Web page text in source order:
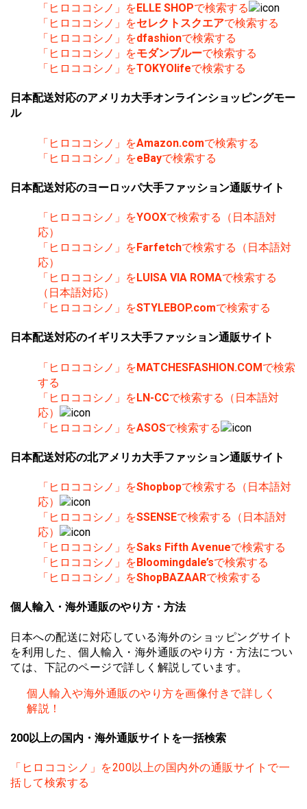
「ヒロココシノ」をELLE SHOPで検索する
「ヒロココシノ」をセレクトスクエアで検索する
「ヒロココシノ」をdfashionで検索する
「ヒロココシノ」をモダンブルーで検索する
「ヒロココシノ」をTOKYOlifeで検索する
日本配送対応のアメリカ大手オンラインショッピングモー
ル
「ヒロココシノ」をAmazon.comで検索する
「ヒロココシノ」をeBayで検索する
日本配送対応のヨーロッパ大手ファッション通販サイト
「ヒロココシノ」をYOOXで検索する（日本語対
応）
「ヒロココシノ」をFarfetchで検索する（日本語対
応）
「ヒロココシノ」をLUISA VIA ROMAで検索する
（日本語対応）
「ヒロココシノ」をSTYLEBOP.comで検索する
日本配送対応のイギリス大手ファッション通販サイト
「ヒロココシノ」をMATCHESFASHION.COMで検索
する
「ヒロココシノ」をLN-CCで検索する（日本語対
応）
「ヒロココシノ」をASOSで検索する
日本配送対応の北アメリカ大手ファッション通販サイト
「ヒロココシノ」をShopbopで検索する（日本語対
応）
「ヒロココシノ」をSSENSEで検索する（日本語対
応）
「ヒロココシノ」をSaks Fifth Avenueで検索する
「ヒロココシノ」をBloomingdale’sで検索する
「ヒロココシノ」をShopBAZAARで検索する
個人輸入・海外通販のやり方・方法
日本への配送に対応している海外のショッピングサイト
を利用した、個人輸入・海外通販のやり方・方法につい
ては、下記のページで詳しく解説しています。
個人輸入や海外通販のやり方を画像付きで詳しく
解説！
200以上の国内・海外通販サイトを一括検索
「ヒロココシノ」を200以上の国内外の通販サイトで一
括して検索する